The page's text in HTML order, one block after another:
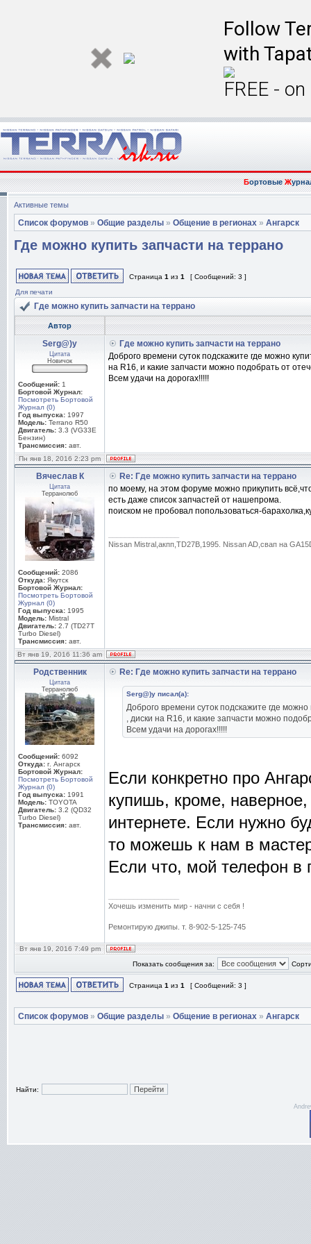
Follow
with
FREE -
БортовыеЖ
Активные темы
Список форумов » Общие разделы » Общение в регионах » Ангарск
Где можно купить запчасти на террано
Страница 1 из 1
[ Сообщений: 3 ]
Для печати
Где можно купить запчасти на террано
Автор
Serg@)y
Цитата
Новичок
Сообщений: 1
Бортовой Журнал:
Посмотреть Бортовой
Журнал (0)
Год выпуска: 1997
Модель: Terrano R50
Двигатель: 3.3 (VG33E
Бензин)
Трансмиссия: авт.
Где можно купить запчасти на террано
Доброго времени суток подскажите где можно
на R16, и какие запчасти можно подобрать от
Всем удачи на дорогах!!!!!
Пн янв 18, 2016 2:23 pm
Вячеслав К
Цитата
Терранолюб
Сообщений: 2086
Откуда: Якутск
Бортовой Журнал:
Посмотреть Бортовой
Журнал (0)
Год выпуска: 1995
Модель: Mistral
Двигатель: 2.7 (TD27T
Turbo Diesel)
Трансмиссия: авт.
Re: Где можно купить запчасти на террано
по моему, на этом форуме можно прикупить
есть даже список запчастей от нашепрома.
поиском не пробовал попользоваться-
Nissan Mistral,акпп,TD27В,1995. Nissan AD,свап на
Вт янв 19, 2016 11:36 am
Родственник
Цитата
Терранолюб
Сообщений: 6092
Откуда: г. Ангарск
Бортовой Журнал:
Посмотреть Бортовой
Журнал (0)
Год выпуска: 1991
Модель: TOYOTA
Двигатель: 3.2 (QD32
Turbo Diesel)
Трансмиссия: авт.
Re: Где можно купить запчасти на террано
Serg@)y писал(а):
Доброго времени суток подскажите где
, диски на R16, и какие запчасти можно
Всем удачи на дорогах!!!!!
Если конкретно про
купишь, кроме,
интернете. Если нужно
то можешь к нам в
Если что, мой телефон в
Хочешь изменить мир - начни с себя !
Ремонтирую джипы. т. 8-902-5-125-745
Вт янв 19, 2016 7:49 pm
Показать сообщения за:
Страница 1 из 1 [ Сообщений: 3 ]
Список форумов » Общие разделы » Общение в регионах » Ангарск
Найти: